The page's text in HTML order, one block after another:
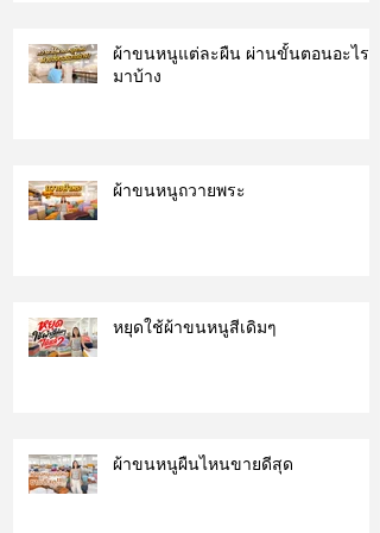
ผ้าขนหนูแต่ละผืน ผ่านขั้นตอนอะไร
มาบ้าง
ผ้าขนหนูถวายพระ
หยุดใช้ผ้าขนหนูสีเดิมๆ
ผ้าขนหนูผืนไหนขายดีสุด